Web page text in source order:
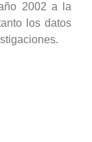
2002 a la
los datos